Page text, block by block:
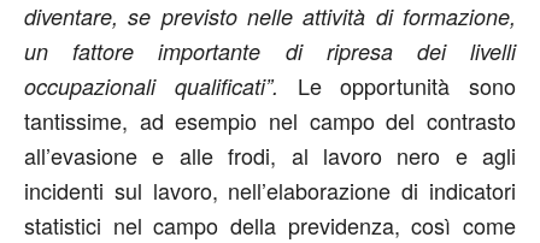
diventare, se previsto nelle attività di formazione,
un fattore importante di ripresa dei livelli
occupazionali qualificati”. Le opportunità sono
tantissime, ad esempio nel campo del contrasto
all’evasione e alle frodi, al lavoro nero e agli
incidenti sul lavoro, nell’elaborazione di indicatori
statistici nel campo della previdenza, così come